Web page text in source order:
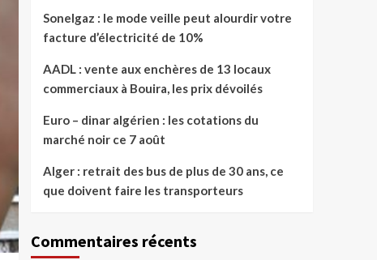
Sonelgaz : le mode veille peut alourdir votre
facture d’électricité de 10%
AADL : vente aux enchères de 13 locaux
commerciaux à Bouira, les prix dévoilés
Euro – dinar algérien : les cotations du
marché noir ce 7 août
Alger : retrait des bus de plus de 30 ans, ce
que doivent faire les transporteurs
Commentaires récents